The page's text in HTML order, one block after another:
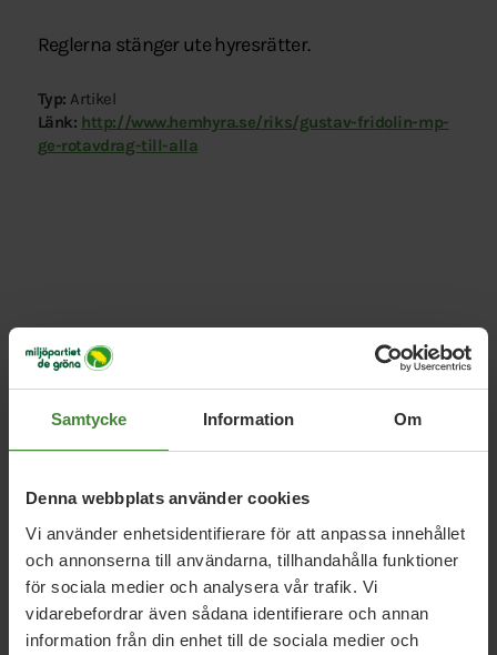
Samtycke Information Om
Denna webbplats använder cookies
Vi använder enhetsidentifierare för att anpassa innehållet
och annonserna till användarna, tillhandahålla funktioner
för sociala medier och analysera vår trafik. Vi
vidarebefordrar även sådana identifierare och annan
information från din enhet till de sociala medier och
Reglerna stänger ute hyresrätter.
Typ: Artikel
Länk: http://www.hemhyra.se/riks/gustav-fridolin-mp-
ge-rotavdrag-till-alla
Relaterade nyheter
1 juni 2023
Per Bolunds tal på Järvaveckan